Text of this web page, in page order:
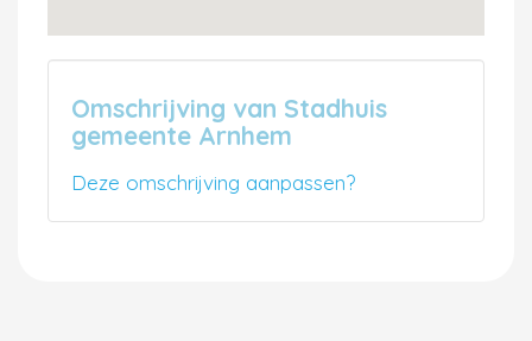
Omschrijving van Stadhuis
gemeente Arnhem
Deze omschrijving aanpassen?